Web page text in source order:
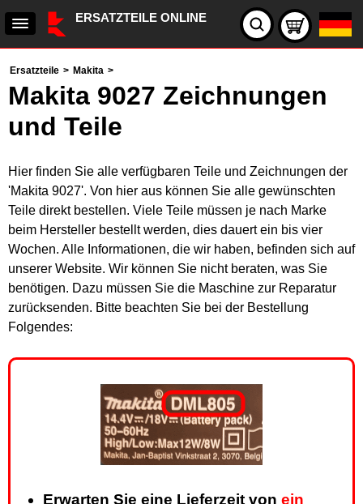
ERSATZTEILE ONLINE
Ersatzteile > Makita >
Makita 9027 Zeichnungen
und Teile
Hier finden Sie alle verfügbaren Teile und Zeichnungen der
'Makita 9027'. Von hier aus können Sie alle gewünschten
Teile direkt bestellen. Viele Teile müssen je nach Marke
beim Hersteller bestellt werden, dies dauert ein bis vier
Wochen. Alle Informationen, die wir haben, befinden sich auf
unserer Website. Wir können Sie nicht beraten, was Sie
benötigen. Dazu müssen Sie die Maschine zur Reparatur
zurücksenden. Bitte beachten Sie bei der Bestellung
Folgendes:
Erwarten Sie eine Lieferzeit von ein